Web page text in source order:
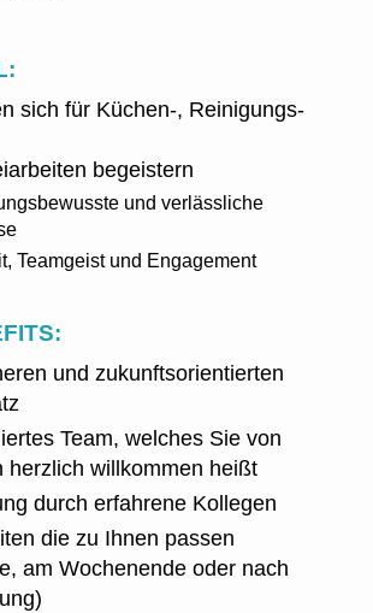
sich für Küchen-, Reinigungs-
begeistern
und verlässliche
Teamgeist und Engagement
und zukunftsorientierten
Team, welches Sie von
herzlich willkommen heißt
durch erfahrene Kollegen
die zu Ihnen passen
am Wochenende oder nach